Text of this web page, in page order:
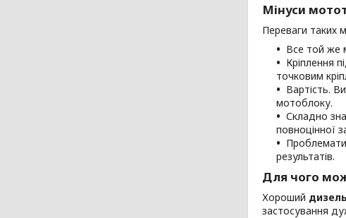
Мінуси
Переваги таких
Все той же
Кріплення
точковим
Вартість.
мотоблоку.
Складно
повноцінної
результатів.
Для чого
Хороший
застосування